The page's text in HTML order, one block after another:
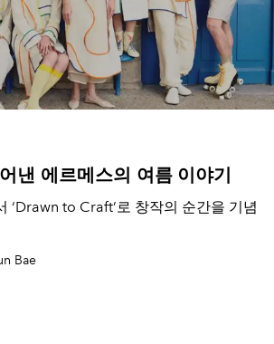
낸 에르메스의 여름 이야기
‘Drawn to Craft’로 창작의 순간을 기념
Bae